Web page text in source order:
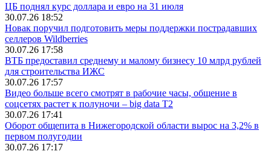
ЦБ поднял курс доллара и евро на 31 июля
30.07.26 18:52
Новак поручил подготовить меры поддержки пострадавших
селлеров Wildberries
30.07.26 17:58
ВТБ предоставил среднему и малому бизнесу 10 млрд рублей
для строительства ИЖС
30.07.26 17:57
Видео больше всего смотрят в рабочие часы, общение в
соцсетях растет к полуночи – big data T2
30.07.26 17:41
Оборот общепита в Нижегородской области вырос на 3,2% в
первом полугодии
30.07.26 17:17